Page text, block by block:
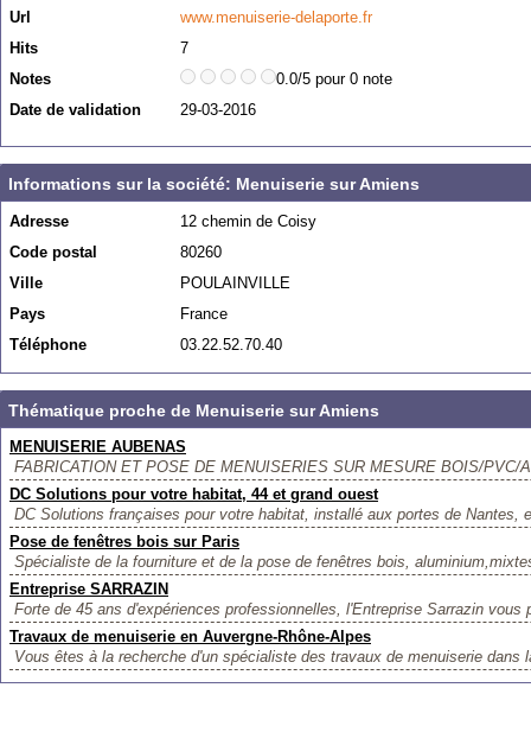
Url
www.menuiserie-delaporte.fr
Hits
7
Notes
0.0/5 pour 0 note
Date de validation
29-03-2016
Informations sur la société: Menuiserie sur Amiens
Adresse
12 chemin de Coisy
Code postal
80260
Ville
POULAINVILLE
Pays
France
Téléphone
03.22.52.70.40
Thématique proche de Menuiserie sur Amiens
MENUISERIE AUBENAS
FABRICATION ET POSE DE MENUISERIES SUR MESURE BOIS/
DC Solutions pour votre habitat, 44 et grand ouest
DC Solutions françaises pour votre habitat, installé aux portes de Nantes,
Pose de fenêtres bois sur Paris
Spécialiste de la fourniture et de la pose de fenêtres bois,
Entreprise SARRAZIN
Forte de 45 ans d'expériences professionnelles, l'Entreprise Sarrazin vous
Travaux de menuiserie en Auvergne-Rhône-Alpes
Vous êtes à la recherche d'un spécialiste des travaux de menuiserie dans